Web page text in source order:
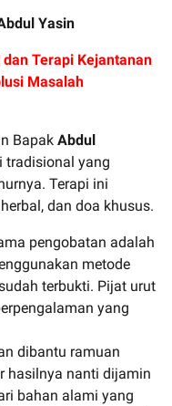
Yasin
Terapi Kejantanan
Masalah
Bapak Abdul
tradisional yang
Terapi ini
dan doa khusus.
pengobatan adalah
metode
terbukti. Pijat urut
yang
dibantu ramuan
hasilnya nanti dijamin
bahan alami yang